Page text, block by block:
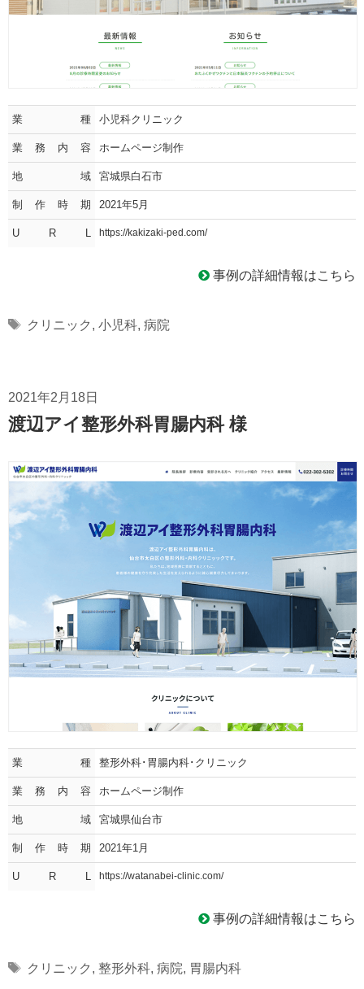
業種 小児科クリニック
業務内容 ホームページ制作
地域 宮城県白石市
制作時期 2021年5月
U R L https://kakizaki-ped.com/
事例の詳細情報はこちら
Tags
クリニック , 小児科, 病院
2021年2月18日
渡辺アイ整形外科胃腸内科 様
業種 整形外科･胃腸内科･クリニック
業務内容 ホームページ制作
地域 宮城県仙台市
制作時期 2021年1月
U R L https://watanabei-clinic.com/
事例の詳細情報はこちら
Tags
クリニック , 整形外科, 病院, 胃腸内科